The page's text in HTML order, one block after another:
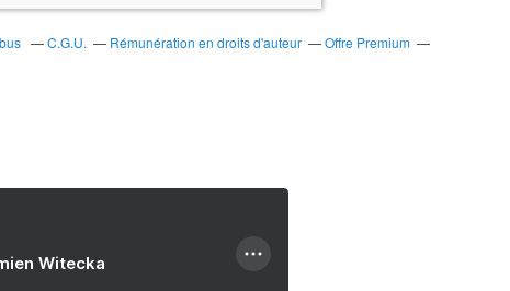
C.G.U. Rémunération en droits d'auteur
Offre Premium
Witecka